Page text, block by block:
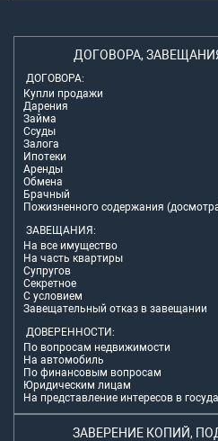
ДОГОВОРА,
ДОГОВОРА:
Купли продажи
Дарения
Займа
Ссуды
Залога
Ипотеки
Аренды
Обмена
Брачный
Пожизненного содержания
ЗАВЕЩАНИЯ:
На все имущество
На часть квартиры
Супругов
Секретное
С условием
Завещательный отказ в завещании
ДОВЕРЕННОСТИ:
По вопросам недвижимости
На автомобиль
По финансовым вопросам
Юридическим лицам
На представление интересов в
ЗАВЕРЕНИЕ КОПИЙ,